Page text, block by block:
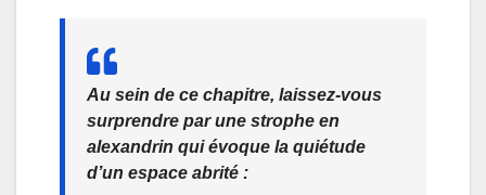
Au sein de ce chapitre, laissez-vous
surprendre par une strophe en
alexandrin qui évoque la quiétude
d’un espace abrité :